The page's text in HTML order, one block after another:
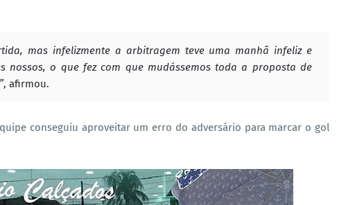
mas infelizmente a arbitragem teve uma manhã infeliz e
nossos, o que fez com que mudássemos toda a proposta de
, afirmou.
conseguiu aproveitar um erro do adversário para marcar o gol